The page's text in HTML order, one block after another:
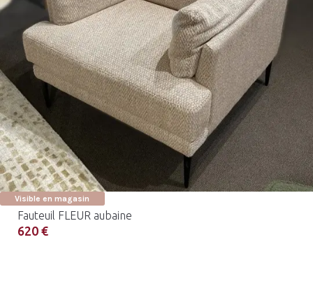
Visible en magasin
Fauteuil FLEUR aubaine
620 €